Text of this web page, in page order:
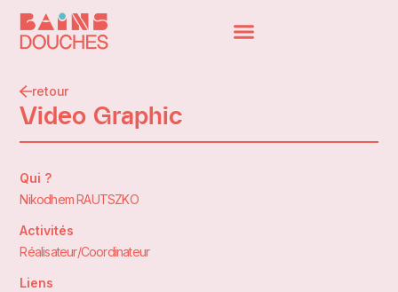
retour
Video Graphic
Qui ?
Nikodhem RAUTSZKO
Activités
Réalisateur/Coordinateur
Liens